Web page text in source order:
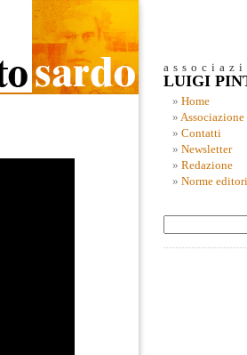
LUIGI
Home
Associazione
Contatti
Newsletter
Redazione
Norme